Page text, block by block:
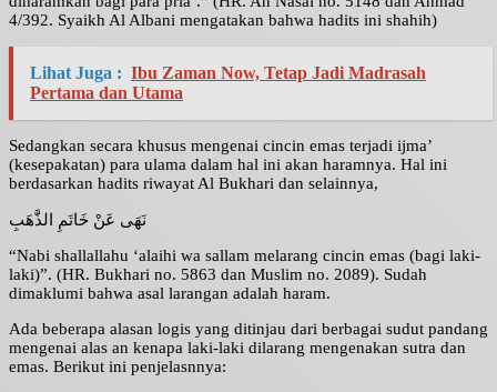
4/392. Syaikh Al Albani mengatakan bahwa hadits ini shahih)
Lihat Juga : Ibu Zaman Now, Tetap Jadi Madrasah
Pertama dan Utama
Sedangkan secara khusus mengenai cincin emas terjadi ijma’
(kesepakatan) para ulama dalam hal ini akan haramnya. Hal ini
berdasarkan hadits riwayat Al Bukhari dan selainnya,
نَهَى عَنْ خَاتَمِ الذَّهَبِ
“Nabi shallallahu ‘alaihi wa sallam melarang cincin emas (bagi laki-
laki)”. (HR. Bukhari no. 5863 dan Muslim no. 2089). Sudah
dimaklumi bahwa asal larangan adalah haram.
Ada beberapa alasan logis yang ditinjau dari berbagai sudut pandang
mengenai alas an kenapa laki-laki dilarang mengenakan sutra dan
emas. Berikut ini penjelasnnya: